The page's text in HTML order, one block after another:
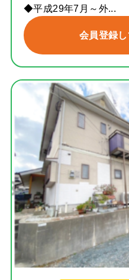
◆平成29年7月～外...
会員登録